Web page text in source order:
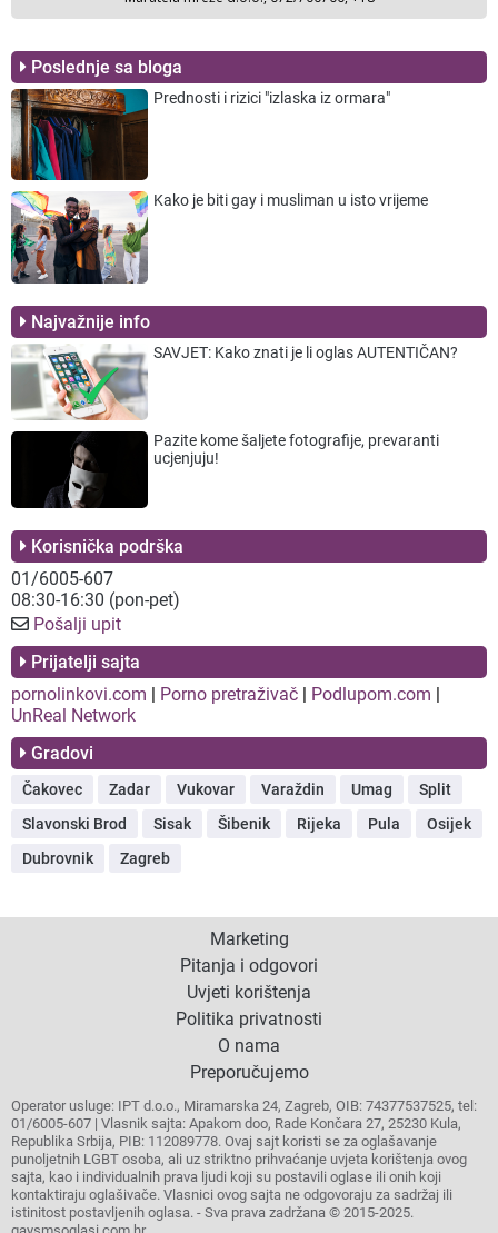
Poslednje sa bloga
Prednosti i rizici "izlaska iz ormara"
Kako je biti gay i musliman u isto vrijeme
Najvažnije info
SAVJET: Kako znati je li oglas AUTENTIČAN?
Pazite kome šaljete fotografije, prevaranti
ucjenjuju!
Korisnička podrška
01/6005-607
08:30-16:30 (pon-pet)
Pošalji upit
Prijatelji sajta
pornolinkovi.com
Porno pretraživač Podlupom.com
UnReal Network
Gradovi
Čakovec Zadar Vukovar Varaždin Umag
Split
Slavonski Brod
Sisak Šibenik Rijeka Pula
Osijek
Dubrovnik
Zagreb
Marketing
Pitanja i odgovori
Uvjeti korištenja
Politika privatnosti
O nama
Preporučujemo
Operator usluge: IPT d.o.o., Miramarska 24, Zagreb, OIB: 74377537525, tel:
01/6005-607 | Vlasnik sajta: Apakom doo, Rade Končara 27, 25230 Kula,
Republika Srbija, PIB: 112089778. Ovaj sajt koristi se za oglašavanje
punoljetnih LGBT osoba, ali uz striktno prihvaćanje uvjeta korištenja ovog
sajta, kao i individualnih prava ljudi koji su postavili oglase ili onih koji
kontaktiraju oglašivače. Vlasnici ovog sajta ne odgovoraju za sadržaj ili
istinitost postavljenih oglasa. - Sva prava zadržana © 2015-2025.